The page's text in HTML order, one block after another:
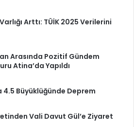
Arttı: TÜİK 2025 Verilerini
Arasında Pozitif Gündem
Atina’da Yapıldı
4.5 Büyüklüğünde Deprem
Vali Davut Gül’e Ziyaret